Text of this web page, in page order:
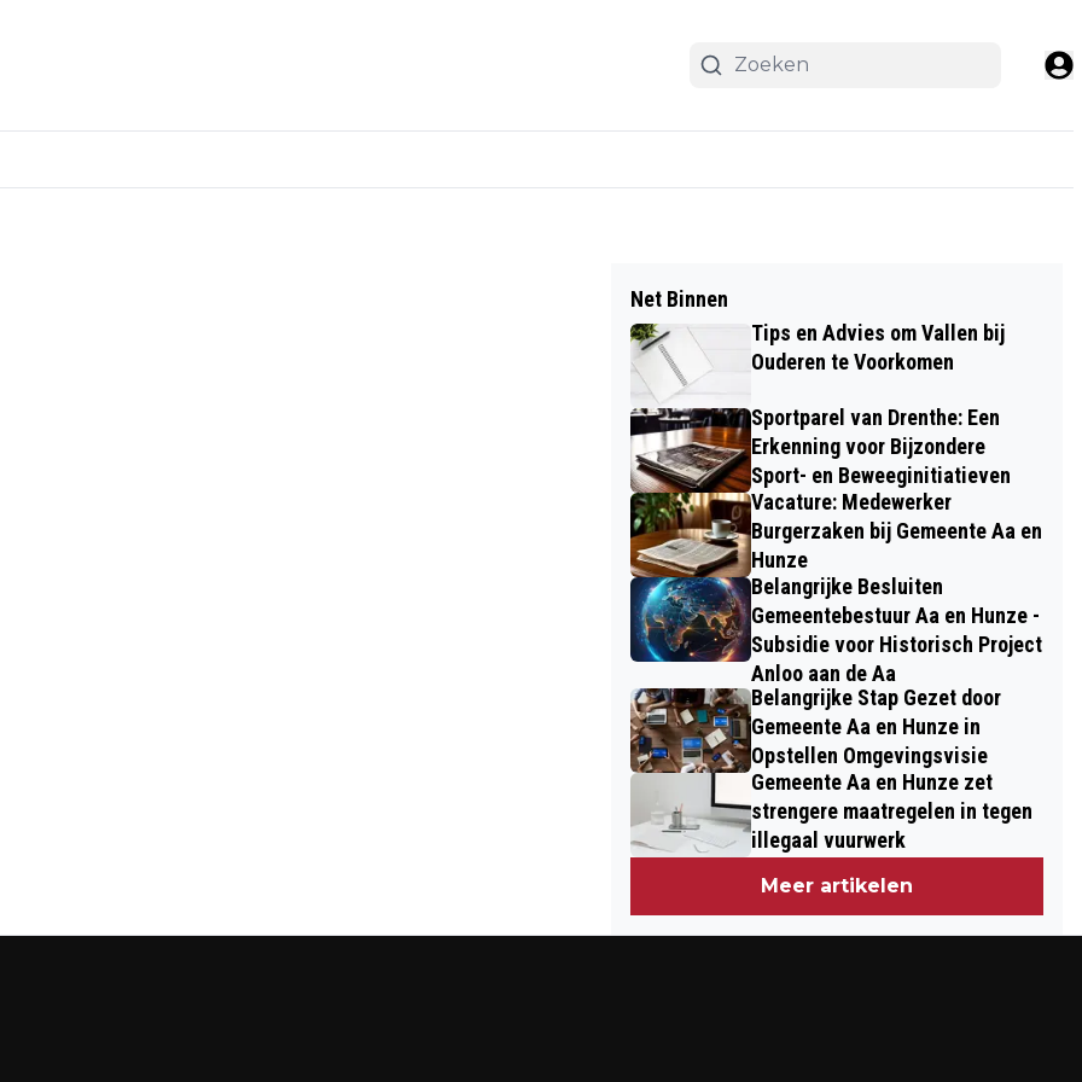
Net Binnen
Tips en Advies om Vallen bij
Ouderen te Voorkomen
Sportparel van Drenthe: Een
Erkenning voor Bijzondere
Sport- en Beweeginitiatieven
Vacature: Medewerker
Burgerzaken bij Gemeente Aa en
Hunze
Belangrijke Besluiten
Gemeentebestuur Aa en Hunze -
Subsidie voor Historisch Project
Anloo aan de Aa
Belangrijke Stap Gezet door
Gemeente Aa en Hunze in
Opstellen Omgevingsvisie
Gemeente Aa en Hunze zet
strengere maatregelen in tegen
illegaal vuurwerk
Meer artikelen